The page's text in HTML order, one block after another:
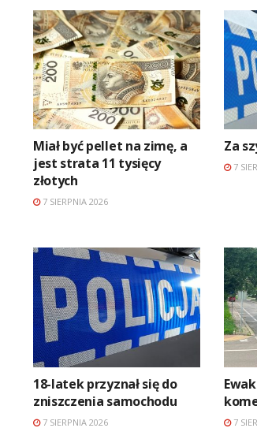
Miał być pellet na zimę, a
jest strata 11 tysięcy
złotych
7 SIERPNIA 2026
Za
7
18-latek przyznał się do
zniszczenia samochodu
7 SIERPNIA 2026 7